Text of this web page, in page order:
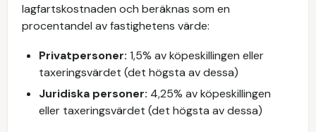
lagfartskostnaden och beräknas som en
procentandel av fastighetens värde:
Privatpersoner: 1,5% av köpeskillingen eller
taxeringsvärdet (det högsta av dessa)
Juridiska personer: 4,25% av köpeskillingen
eller taxeringsvärdet (det högsta av dessa)